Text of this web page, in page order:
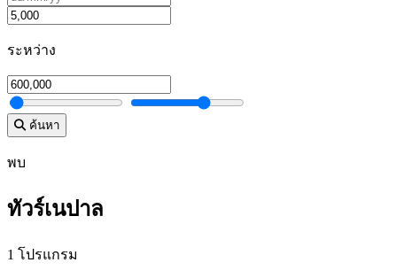
ระหว่าง
ค้นหา
พบ
ทัวร์เนปาล
1 โปรแกรม